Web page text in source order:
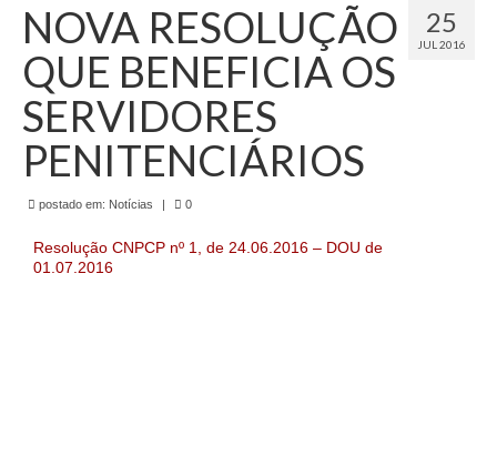
Institucional
Diretoria Sindsppen
Histórico do Sindsppen
Histórico do Sistema Penitenciário do Estado
Estatuto do Sindsppen
25
JUL 2016
NOVA RESOLUÇÃO
QUE BENEFICIA OS
SERVIDORES
PENITENCIÁRIOS
postado em: Notícias | 0
Resolução CNPCP nº 1, de 24.06.2016 – DOU de
01.07.2016